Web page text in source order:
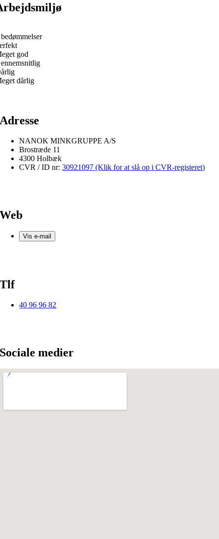
god
dårlig
Adresse
NANOK MINKGRUPPE A/S
Brostræde 11
4300 Holbæk
CVR / ID nr:30921097 (Klik for at slå op i CVR-registeret)
Web
Vis e-mail
Tlf
40 96 96 82
Sociale medier